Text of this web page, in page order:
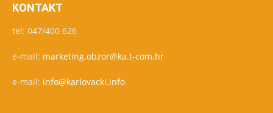
KONTAKT
tel: 047/400 626
e-mail: marketing.obzor@ka.t-com.hr
e-mail: info@karlovacki.info